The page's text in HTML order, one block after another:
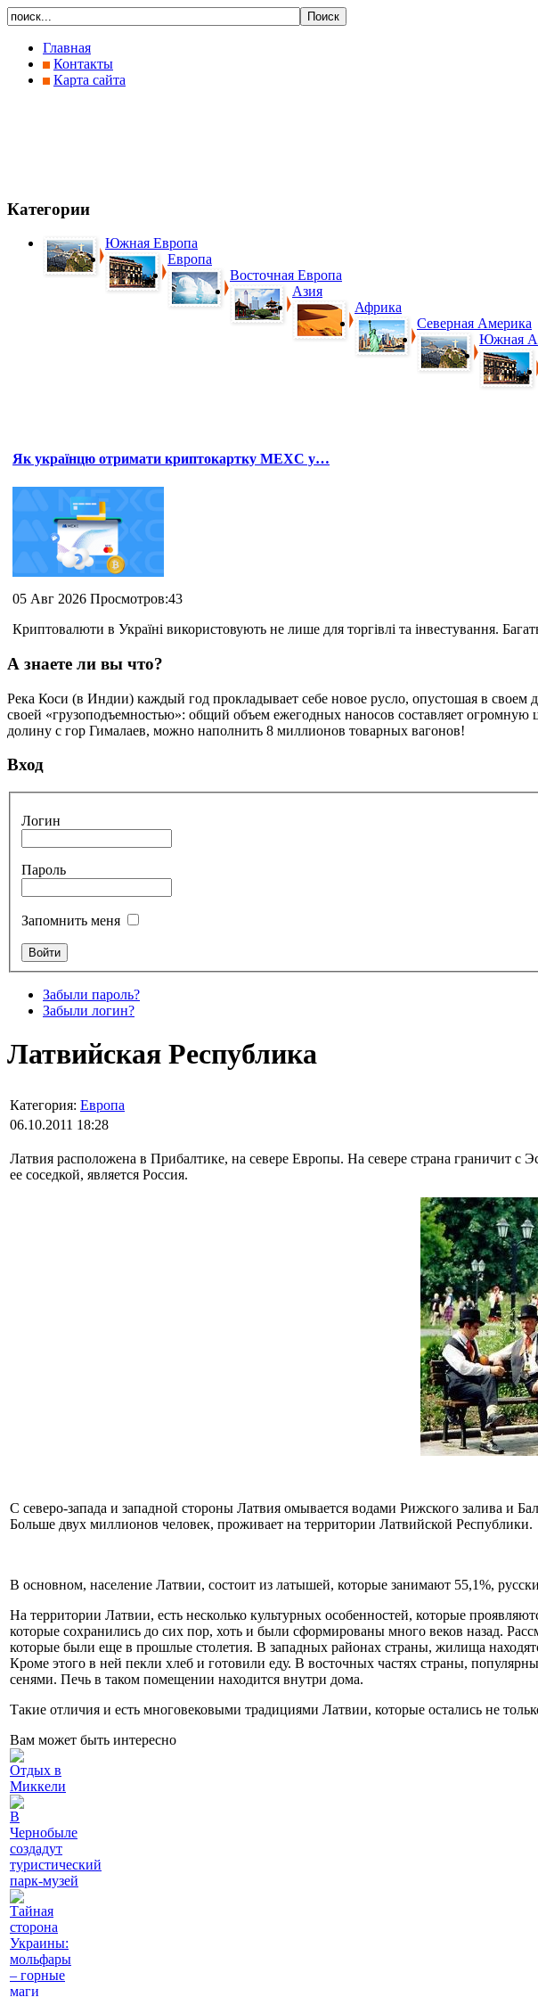
Главная
Контакты
Карта сайта
Категории
Южная Европа
Европа
Восточная Европа
Азия
Африка
Северная Америка
Южная
Як українцю отримати криптокартку MEXC у…
05 Авг 2026 Просмотров:43
Криптовалюти в Україні використовують не лише для торгівлі та інвестування.
А знаете ли вы что?
Река Коси (в Индии) каждый год прокладывает себе новое русло, опустошая в
своей «грузоподъемностью»: общий объем ежегодных наносов составляет
долину с гор Гималаев, можно наполнить 8 миллионов товарных вагонов!
Вход
Логин
Пароль
Запомнить меня
Забыли пароль?
Забыли логин?
Латвийская Республика
Категория: Европа
06.10.2011 18:28
Латвия расположена в Прибалтике, на севере Европы. На севере страна граничит с
ее соседкой, является Россия.
С северо-запада и западной стороны Латвия омывается водами Рижского залива и
Больше двух миллионов человек, проживает на территории Латвийской Республики.
В основном, население Латвии, состоит из латышей, которые занимают 55,1%,
На территории Латвии, есть несколько культурных особенностей, которые
которые сохранились до сих пор, хоть и были сформированы много веков назад.
которые были еще в прошлые столетия. В западных районах страны, жилища
Кроме этого в ней пекли хлеб и готовили еду. В восточных частях страны,
сенями. Печь в таком помещении находится внутри дома.
Такие отличия и есть многовековыми традициями Латвии, которые остались не
Вам может быть интересно
Отдых в
Миккели
В
Чернобыле
создадут
туристический
парк-музей
Тайная
сторона
Украины:
мольфары
– горные
маги